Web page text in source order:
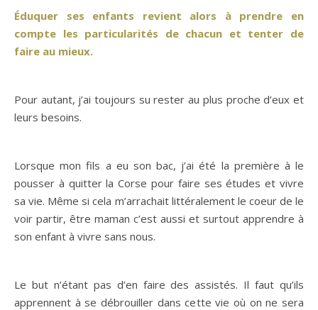
Éduquer ses enfants revient alors à prendre en
compte les particularités de chacun et tenter de
faire au mieux.
Pour autant, j’ai toujours su rester au plus proche d’eux et
leurs besoins.
Lorsque mon fils a eu son bac, j’ai été la première à le
pousser à quitter la Corse pour faire ses études et vivre
sa vie. Même si cela m’arrachait littéralement le coeur de le
voir partir, être maman c’est aussi et surtout apprendre à
son enfant à vivre sans nous.
Le but n’étant pas d’en faire des assistés. Il faut qu’ils
apprennent à se débrouiller dans cette vie où on ne sera